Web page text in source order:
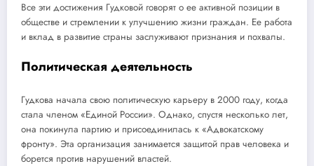
Все эти достижения Гудковой говорят о ее активной позиции в
обществе и стремлении к улучшению жизни граждан. Ее работа
и вклад в развитие страны заслуживают признания и похвалы.
Политическая деятельность
Гудкова начала свою политическую карьеру в 2000 году, когда
стала членом «Единой России». Однако, спустя несколько лет,
она покинула партию и присоединилась к «Адвокатскому
фронту». Эта организация занимается защитой прав человека и
борется против нарушений властей.